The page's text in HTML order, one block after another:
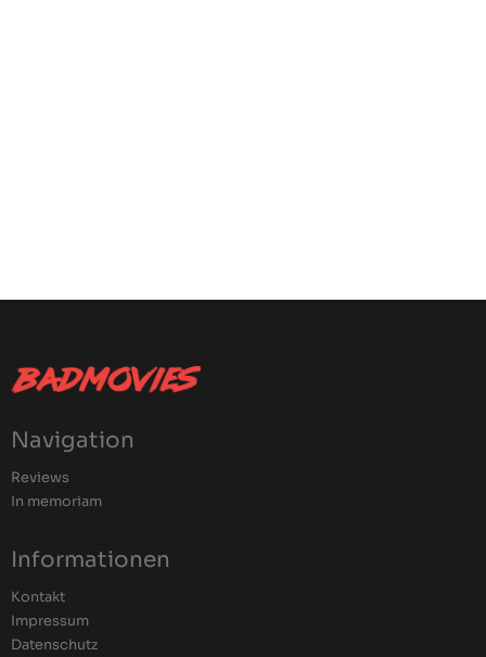
Navigation
Reviews
In memoriam
Informationen
Kontakt
Impressum
Datenschutz